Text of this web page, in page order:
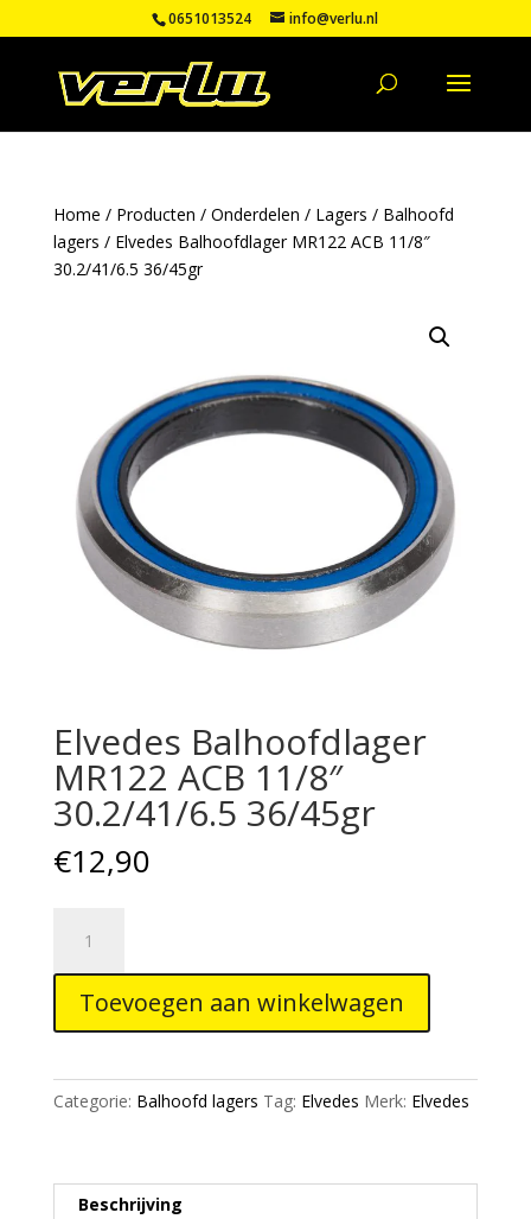
0651013524 info@verlu.nl
Home / Producten / Onderdelen / Lagers / Balhoofd
lagers / Elvedes Balhoofdlager MR122 ACB 11/8″
30.2/41/6.5 36/45gr
Elvedes Balhoofdlager
MR122 ACB 11/8″
30.2/41/6.5 36/45gr
€12,90
Balhoofdlager
MR122
ACB
11/8"
36/45gr
aantal
Toevoegen aan winkelwagen
Categorie: Balhoofd lagers Tag: Elvedes Merk: Elvedes
Beschrijving